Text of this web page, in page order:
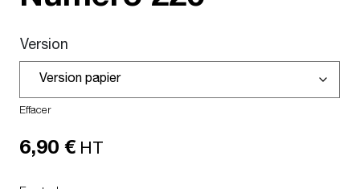
Version
Effacer
6,90 € HT